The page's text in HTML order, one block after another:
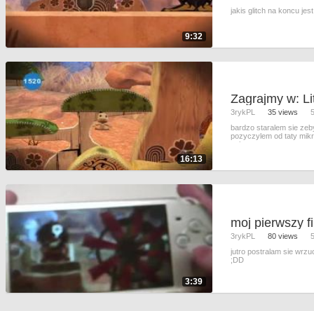
9:32
jakis glitch na koncu
16:13
3rykPL 35 views
bardzo staralem sie
pozyczylem od taty
spiewa mam n
3:39
moj pierwszy
3rykPL 80 views
jutro postralam sie
;DD